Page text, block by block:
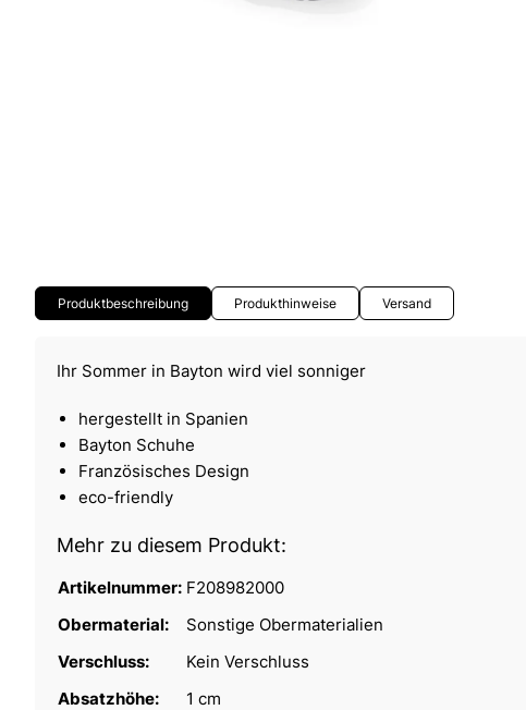
Produktbeschreibung Produkthinweise Versand
Ihr Sommer in Bayton wird viel sonniger
hergestellt in Spanien
Bayton Schuhe
Französisches Design
eco-friendly
Mehr zu diesem Produkt:
Artikelnummer: F208982000
Obermaterial:
Sonstige Obermaterialien
Verschluss:
Kein Verschluss
Absatzhöhe:
1 cm